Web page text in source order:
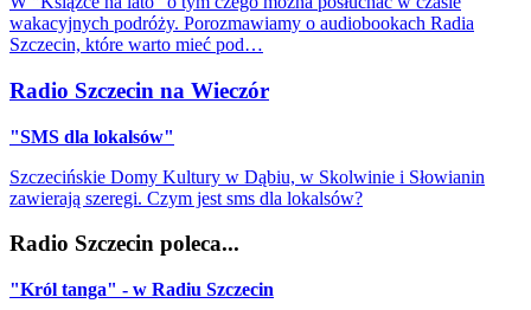
wakacyjnych podróży. Porozmawiamy o audiobookach Radia
Szczecin, które warto mieć pod…
Radio Szczecin na Wieczór
"SMS dla lokalsów"
Szczecińskie Domy Kultury w Dąbiu, w Skolwinie i Słowianin
zawierają szeregi. Czym jest sms dla lokalsów?
Radio Szczecin poleca...
"Król tanga" - w Radiu Szczecin